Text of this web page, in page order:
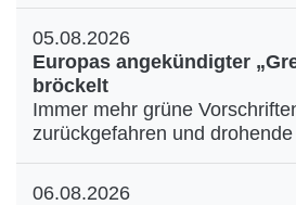
05.08.2026
Europas angekündigter
bröckelt
Immer mehr grüne
zurückgefahren und
06.08.2026